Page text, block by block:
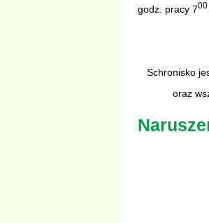
godz. pracy 700
Schronisko
oraz